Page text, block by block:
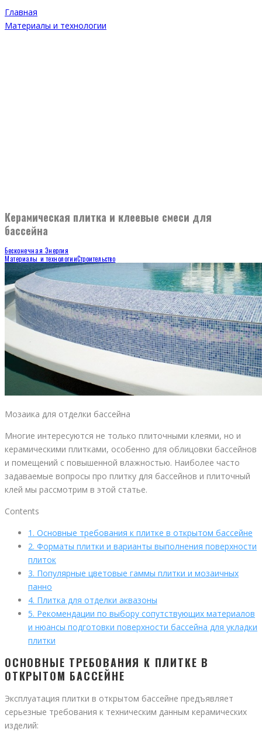
Главная
Материалы и технологии
Керамическая плитка и клеевые смеси для
бассейна
Бесконечная Энергия
Материалы и технологииСтроительство
Мозаика для отделки бассейна
Многие интересуются не только плиточными клеями, но и
керамическими плитками, особенно для облицовки бассейнов
и помещений с повышенной влажностью. Наиболее часто
задаваемые вопросы про плитку для бассейнов и плиточный
клей мы рассмотрим в этой статье.
Contents
1. Основные требования к плитке в открытом бассейне
2. Форматы плитки и варианты выполнения поверхности
плиток
3. Популярные цветовые гаммы плитки и мозаичных
панно
4. Плитка для отделки аквазоны
5. Рекомендации по выбору сопутствующих материалов
и нюансы подготовки поверхности бассейна для укладки
плитки
ОСНОВНЫЕ ТРЕБОВАНИЯ К ПЛИТКЕ В
ОТКРЫТОМ БАССЕЙНЕ
Эксплуатация плитки в открытом бассейне предъявляет
серьезные требования к техническим данным керамических
изделий: